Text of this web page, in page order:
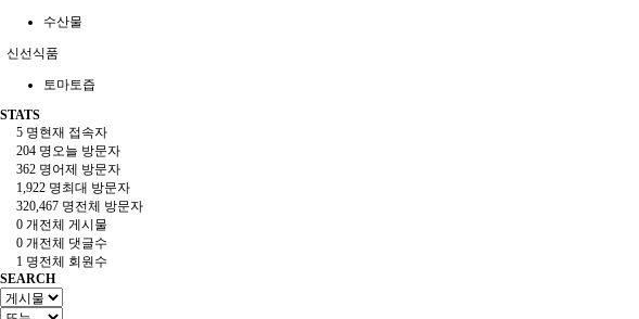
수산물
신선식품
토마토즙
STATS
5 명현재 접속자
204 명오늘 방문자
362 명어제 방문자
1,922 명최대 방문자
320,467 명전체 방문자
0 개 전체 게시물
0 개 전체 댓글수
1 명전체 회원수
SEARCH